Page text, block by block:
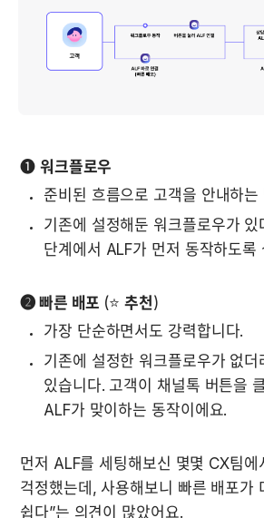
❶ 워크플로우
준비된 흐름으로 고객을 안내하는
기존에 설정해둔 워크플로우가 있
단계에서 ALF가 먼저 동작하도록
➋ 빠른 배포 (⭐️ 추천)
가장 단순하면서도 강력합니다.
기존에 설정한 워크플로우가 없
있습니다. 고객이 채널톡 버튼을
ALF가 맞이하는 동작이에요.
먼저 ALF를 세팅해보신 몇몇 CX팀에
걱정했는데, 사용해보니 빠른 배포가
쉽다”는 의견이 많았어요.